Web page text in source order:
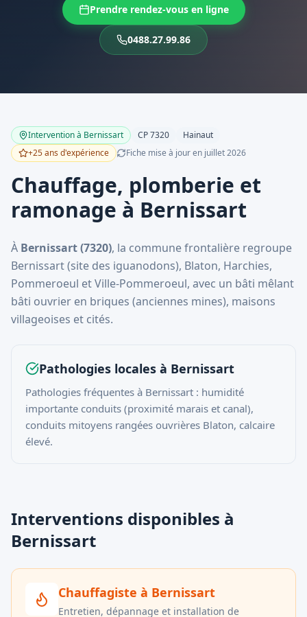
Prendre rendez-vous en ligne
0488.27.99.86
Intervention à Bernissart CP7320
Hainaut
+25 ans d'expérience
Fiche mise à jour en juillet2026
Chauffage, plomberie et
ramonage à Bernissart
À Bernissart (7320), la commune frontalière regroupe
Bernissart (site des iguanodons), Blaton, Harchies,
Pommeroeul et Ville-Pommeroeul, avec un bâti mêlant
bâti ouvrier en briques (anciennes mines), maisons
villageoises et cités.
Pathologies locales à Bernissart
Pathologies fréquentes à Bernissart : humidité
importante conduits (proximité marais et canal),
conduits mitoyens rangées ouvrières Blaton, calcaire
élevé.
Interventions disponibles à
Bernissart
Chauffagiste à Bernissart
Entretien, dépannage et installation de